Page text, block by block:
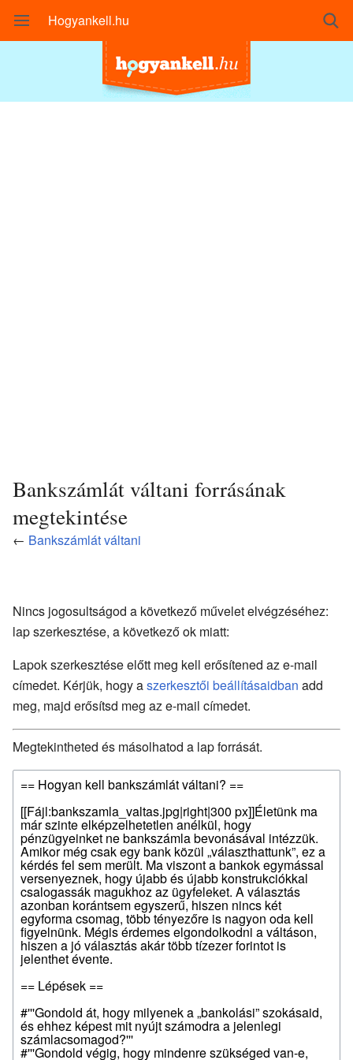
Hogyankell.hu
Bankszámlát váltani forrásának
megtekintése
← Bankszámlát váltani
Nincs jogosultságod a következő művelet elvégzéséhez:
lap szerkesztése, a következő ok miatt:
Lapok szerkesztése előtt meg kell erősítened az e-mail
címedet. Kérjük, hogy aszerkesztői beállításaidban add
meg, majd erősítsd meg az e-mail címedet.
Megtekintheted és másolhatod a lap forrását.